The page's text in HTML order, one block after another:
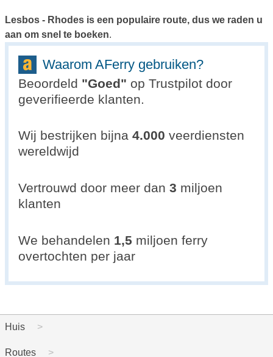
Lesbos - Rhodes is een populaire route, dus we raden u
aan om snel te boeken.
Waarom AFerry gebruiken?
Beoordeld "Goed" op Trustpilot door
geverifieerde klanten.
Wij bestrijken bijna 4.000 veerdiensten
wereldwijd
Vertrouwd door meer dan 3 miljoen
klanten
We behandelen 1,5 miljoen ferry
overtochten per jaar
Huis
Routes